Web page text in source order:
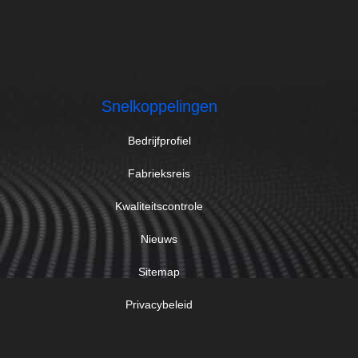
Snelkoppelingen
Bedrijfprofiel
Fabrieksreis
Kwaliteitscontrole
Nieuws
Sitemap
Privacybeleid